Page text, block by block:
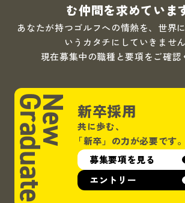
む仲間を求めていま
あなたが持つゴルフへの情熱を、世界
いうカタチにしていきません
現在募集中の職種と要項をご確認
New
Graduate 新卒採用
共に歩む、
「新卒」 の力が必要です。
募集要項を見る
エントリー